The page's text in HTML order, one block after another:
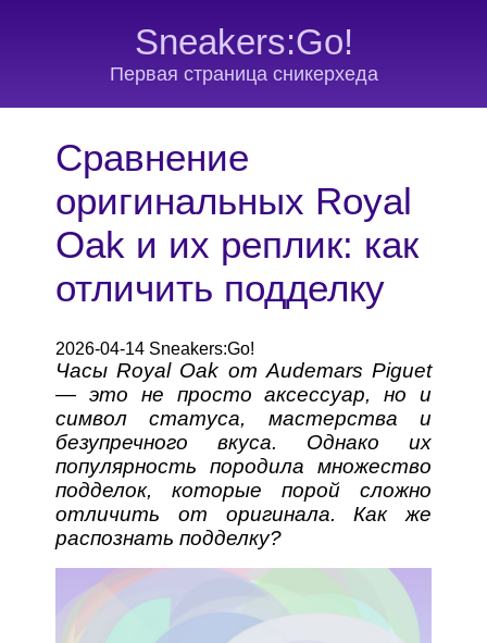
Sneakers:Go!
Первая страница сникерхеда
Сравнение
оригинальных Royal
Oak и их реплик: как
отличить подделку
2026-04-14 Sneakers:Go!
Часы Royal Oak от Audemars Piguet
— это не просто аксессуар, но и
символ статуса, мастерства и
безупречного вкуса. Однако их
популярность породила множество
подделок, которые порой сложно
отличить от оригинала. Как же
распознать подделку?